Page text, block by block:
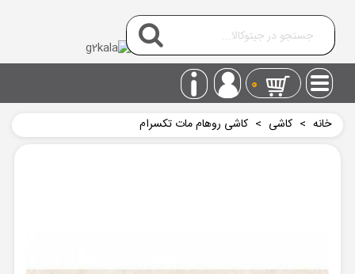
0
خانه > کاشی > کاشی روهام مات تکسرام